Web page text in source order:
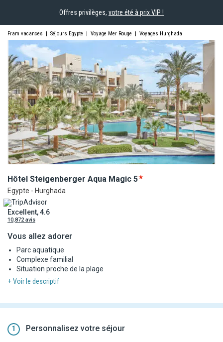
Offres privilèges, votre été à prix VIP !
Fram vacances | Séjours Egypte | Voyage Mer Rouge | Voyages Hurghada
Hôtel Steigenberger Aqua Magic 5
Egypte - Hurghada
Excellent, 4.6
10,872 avis
Vous allez adorer
Parc aquatique
Complexe familial
Situation proche de la plage
+ Voir le descriptif
1 Personnalisez votre séjour